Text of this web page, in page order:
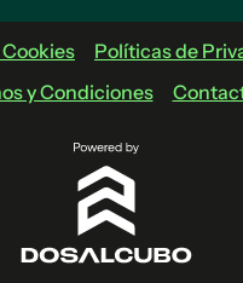
Políticas de
y Condiciones